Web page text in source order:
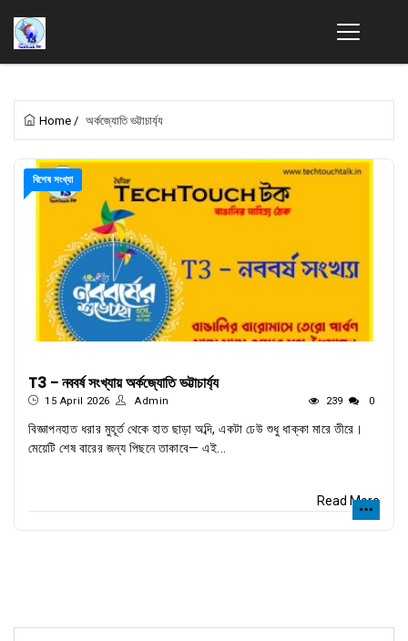
Home / অর্কজ্যোতি ভট্টাচার্য্য
বিশেষ সংখ্যা
T3 - নববর্ষ সংখ্যায় অর্কজ্যোতি ভট্টাচার্য্য
15 April 2026 Admin 239 0
বিজ্ঞাপনহাত ধরার মুহূর্ত থেকে হাত ছাড়া অব্দি, একটা ঢেউ শুধু ধাক্কা মারে তীরে।
মেয়েটি শেষ বারের জন্য পিছনে তাকাবে— এই...
Read More